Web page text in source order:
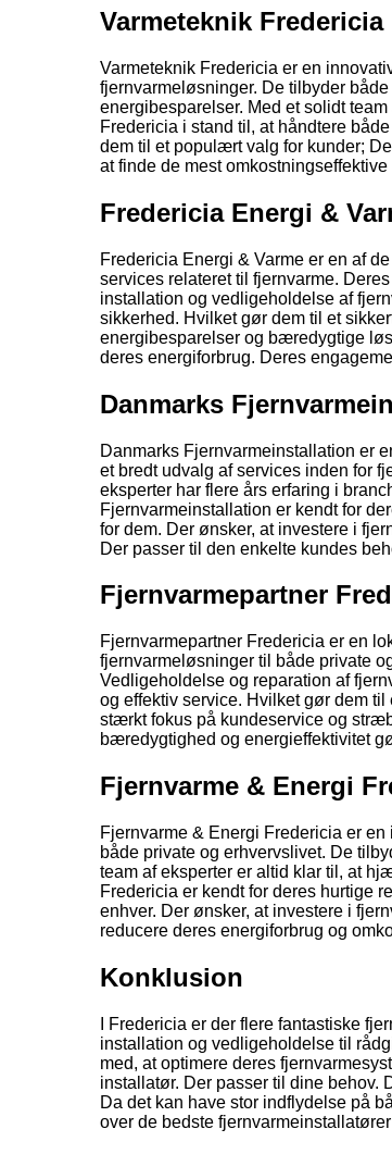
Varmeteknik Fredericia
Varmeteknik Fredericia er en
fjernvarmeløsninger. De tilbyder
energibesparelser. Med et solidt
Fredericia i stand til, at håndtere
dem til et populært valg for kunder;
at finde de mest
Fredericia Energi &
Fredericia Energi & Varme er en af
services relateret til fjernvarme.
installation og vedligeholdelse af
sikkerhed. Hvilket gør dem til et
energibesparelser og bæredygtige
deres energiforbrug. Deres
Danmarks
Danmarks Fjernvarmeinstallation er
et bredt udvalg af services inden for
eksperter har flere års erfaring i
Fjernvarmeinstallation er kendt for
for dem. Der ønsker, at investere i
Der passer til den enkelte kundes
Fjernvarmepartner
Fjernvarmepartner Fredericia er en
fjernvarmeløsninger til både private
Vedligeholdelse og reparation af
og effektiv service. Hvilket gør dem
stærkt fokus på kundeservice og
bæredygtighed og energieffektivitet
Fjernvarme & Energi
Fjernvarme & Energi Fredericia er
både private og erhvervslivet. De
team af eksperter er altid klar til, at
Fredericia er kendt for deres hurtige
enhver. Der ønsker, at investere i
reducere deres energiforbrug og
Konklusion
I Fredericia er der flere fantastiske
installation og vedligeholdelse til
med, at optimere deres
installatør. Der passer til dine behov.
Da det kan have stor indflydelse på
over de bedste